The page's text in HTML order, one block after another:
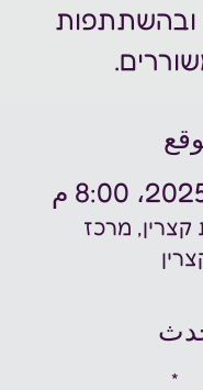
ובהשתתפות
קצרין, מרכז
*